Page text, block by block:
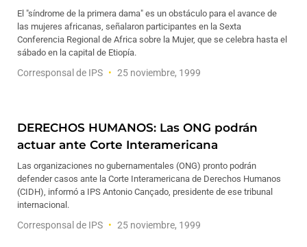
El "síndrome de la primera dama" es un obstáculo para el avance de
las mujeres africanas, señalaron participantes en la Sexta
Conferencia Regional de Africa sobre la Mujer, que se celebra hasta el
sábado en la capital de Etiopía.
Corresponsal de IPS 25 noviembre, 1999
DERECHOS HUMANOS: Las ONG podrán
actuar ante Corte Interamericana
Las organizaciones no gubernamentales (ONG) pronto podrán
defender casos ante la Corte Interamericana de Derechos Humanos
(CIDH), informó a IPS Antonio Cançado, presidente de ese tribunal
internacional.
Corresponsal de IPS 25 noviembre, 1999